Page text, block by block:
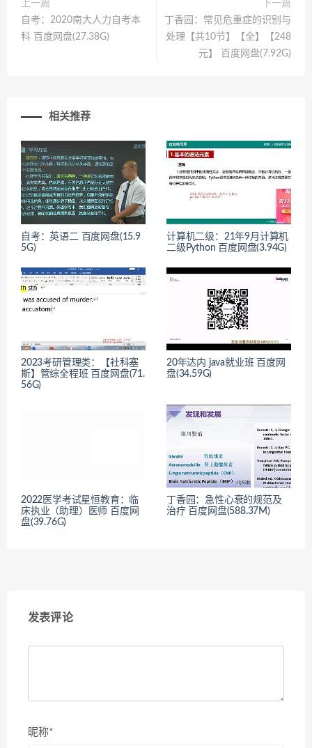
上一篇
自考：2020南大人力自考本
科 百度网盘(27.38G)
下一篇
丁香园：常见危重症的识别与
处理【共10节】【全】【248
元】 百度网盘(7.92G)
相关推荐
自考：英语二 百度网盘(15.9
5G)
计算机二级：21年9月计算机
二级Python 百度网盘(3.94G)
2023考研管理类：【社科塞
斯】管综全程班 百度网盘(71.
56G)
20年达内 java就业班 百度网
盘(34.59G)
2022医学考试星恒教育：临
床执业（助理）医师 百度网
盘(39.76G)
丁香园：急性心衰的规范及
治疗 百度网盘(588.37M)
发表评论
昵称*